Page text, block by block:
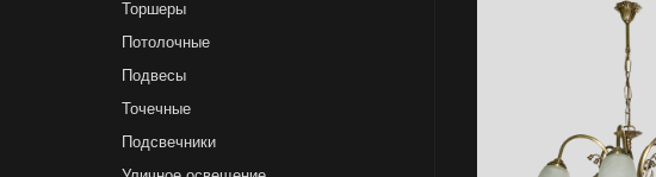
Торшеры
Потолочные
Подвесы
Точечные
Подсвечники